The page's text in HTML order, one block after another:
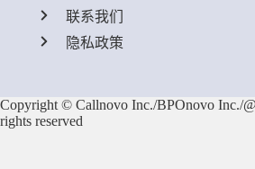
联系我们
隐私政策
Copyright © Callnovo Inc./BPOnovo Inc./
rights reserved